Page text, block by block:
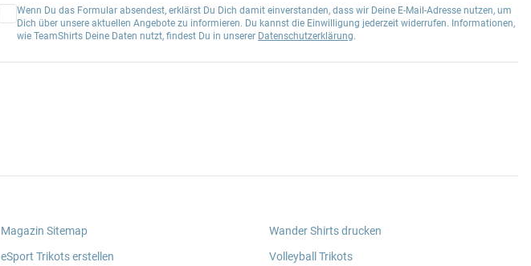
Wenn Du das Formular absendest, erklärst Du Dich damit einverstanden, dass wir Deine E-Mail-Adresse nutzen, um
Dich über unsere aktuellen Angebote zu informieren. Du kannst die Einwilligung jederzeit widerrufen. Informationen,
wie TeamShirts Deine Daten nutzt, findest Du in unserer Datenschutzerklärung.
Magazin Sitemap
eSport Trikots erstellen
Wander Shirts drucken
Volleyball Trikots